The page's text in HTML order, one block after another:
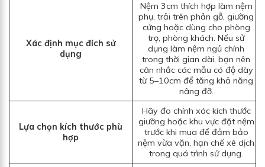
Xác định mục đích sử
dụng
Nệm 3cm thích hợp làm nệm
phụ, trải trên phản gỗ, giường
cứng hoặc dùng cho phòng
trọ, phòng khách. Nếu sử
dụng làm nệm ngủ chính
trong thời gian dài, bạn nên
cân nhắc các mẫu có độ dày
từ 5–10cm để tăng khả năng
nâng đỡ.
Lựa chọn kích thước phù
hợp
Hãy đo chính xác kích thước
giường hoặc khu vực đặt nệm
trước khi mua để đảm bảo
nệm vừa vặn, hạn chế xê dịch
trong quá trình sử dụng.